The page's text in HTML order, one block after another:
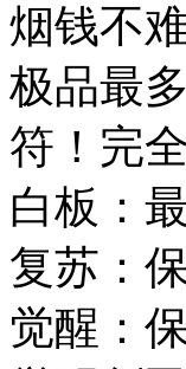
烟钱不难
极品最
符！完
白板：
复苏：
觉醒：